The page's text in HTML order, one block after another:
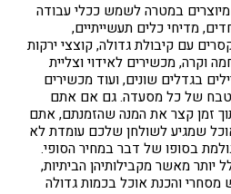
במטרה לשמש ככלי עבודה
מדיחי כלים תעשייתיים,
עם קיבולת גדולה, קוצצי ירקות
וקרה, מכשירים לאידוי וצליית
בגדלים שונים, ועוד מכשירים
של כל מסעדה. גם אם אתם
זמן קצר את המנה שהזמנתם, אתם
שמגיע לשולחן שלכם עומדת לא
בסופו של דבר במחיר הסופי.
יותר מאשר מקבילותיהן הביתיות,
מסחרי והכנת אוכל בכמות גדולה